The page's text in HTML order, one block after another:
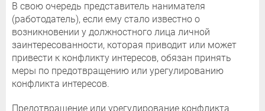
В свою очередь представитель нанимателя
(работодатель), если ему стало известно о
возникновении у должностного лица личной
заинтересованности, которая приводит или может
привести к конфликту интересов, обязан принять
меры по предотвращению или урегулированию
конфликта интересов.
Предотвращение или урегулирование конфликта